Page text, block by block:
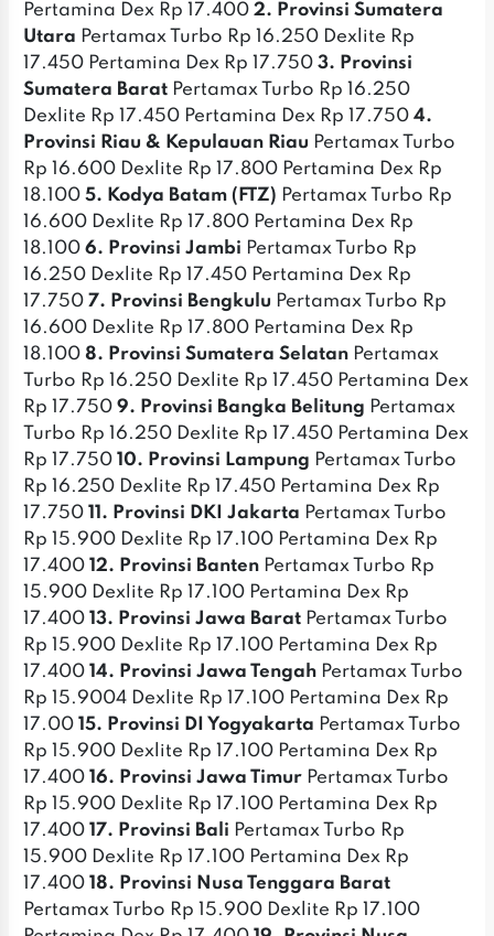
Pertamina Dex Rp 17.4002. Provinsi Sumatera
Utara Pertamax Turbo Rp 16.250 Dexlite Rp
17.450 Pertamina Dex Rp 17.7503. Provinsi
Sumatera Barat Pertamax Turbo Rp 16.250
Dexlite Rp 17.450 Pertamina Dex Rp 17.7504.
Provinsi Riau & Kepulauan Riau Pertamax Turbo
Rp 16.600 Dexlite Rp 17.800 Pertamina Dex Rp
18.1005. Kodya Batam (FTZ) Pertamax Turbo Rp
16.600 Dexlite Rp 17.800 Pertamina Dex Rp
18.1006. Provinsi Jambi Pertamax Turbo Rp
16.250 Dexlite Rp 17.450 Pertamina Dex Rp
17.7507. Provinsi Bengkulu Pertamax Turbo Rp
16.600 Dexlite Rp 17.800 Pertamina Dex Rp
18.1008. Provinsi Sumatera Selatan Pertamax
Turbo Rp 16.250 Dexlite Rp 17.450 Pertamina Dex
Rp 17.7509. Provinsi Bangka Belitung Pertamax
Turbo Rp 16.250 Dexlite Rp 17.450 Pertamina Dex
Rp 17.75010. Provinsi Lampung Pertamax Turbo
Rp 16.250 Dexlite Rp 17.450 Pertamina Dex Rp
17.75011. Provinsi DKI Jakarta Pertamax Turbo
Rp 15.900 Dexlite Rp 17.100 Pertamina Dex Rp
17.40012. Provinsi Banten Pertamax Turbo Rp
15.900 Dexlite Rp 17.100 Pertamina Dex Rp
17.40013. Provinsi Jawa Barat Pertamax Turbo
Rp 15.900 Dexlite Rp 17.100 Pertamina Dex Rp
17.40014. Provinsi Jawa Tengah Pertamax Turbo
Rp 15.9004 Dexlite Rp 17.100 Pertamina Dex Rp
17.0015. Provinsi DI Yogyakarta Pertamax Turbo
Rp 15.900 Dexlite Rp 17.100 Pertamina Dex Rp
17.40016. Provinsi Jawa Timur Pertamax Turbo
Rp 15.900 Dexlite Rp 17.100 Pertamina Dex Rp
17.40017. Provinsi Bali Pertamax Turbo Rp
15.900 Dexlite Rp 17.100 Pertamina Dex Rp
17.40018. Provinsi Nusa Tenggara Barat
Pertamax Turbo Rp 15.900 Dexlite Rp 17.100